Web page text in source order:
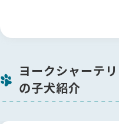
日本も諸外国のように、動
そんな願いを形にしようと
も心から応援しています。
くしている姿に大きな安心
も決め手の一つです。
今回は子犬ではなく、落ち
とにしましたが、その落ち
場一致で「この子だ！」と
ヨークシャーテ
の子犬紹介